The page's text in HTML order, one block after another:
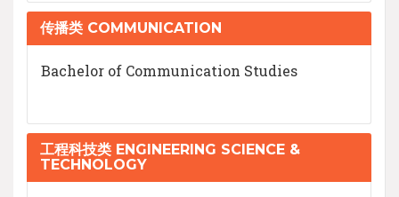
传播类 COMMUNICATION
Bachelor of Communication Studies
工程科技类 ENGINEERING SCIENCE &
TECHNOLOGY